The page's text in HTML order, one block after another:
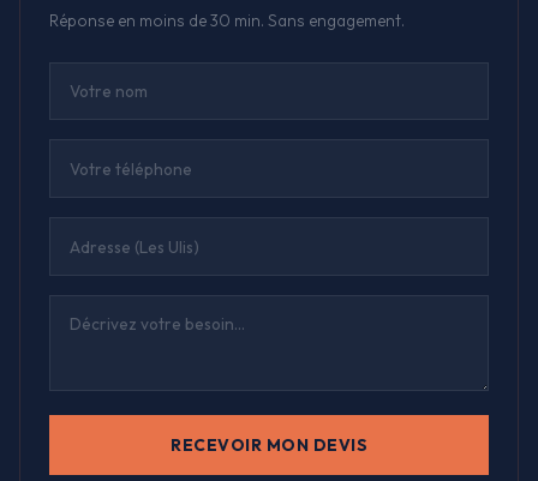
Réponse en moins de 30 min. Sans engagement.
RECEVOIR MON DEVIS